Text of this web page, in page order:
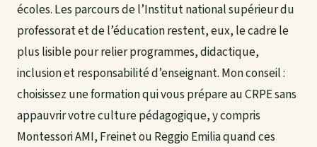
écoles. Les parcours de l’Institut national supérieur du
professorat et de l’éducation restent, eux, le cadre le
plus lisible pour relier programmes, didactique,
inclusion et responsabilité d’enseignant. Mon conseil :
choisissez une formation qui vous prépare au CRPE sans
appauvrir votre culture pédagogique, y compris
Montessori AMI, Freinet ou Reggio Emilia quand ces